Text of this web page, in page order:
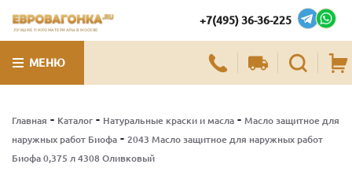
ЛУЧШИЕ ПИЛОМАТЕРИАЛЫ В МОСКВЕ
+7(495) 36-36-225
МЕНЮ
Главная - Каталог - Натуральные краски и масла - Масло защитное для
наружных работ Биофа - 2043 Масло защитное для наружных работ
Биофа 0,375 л 4308 Оливковый